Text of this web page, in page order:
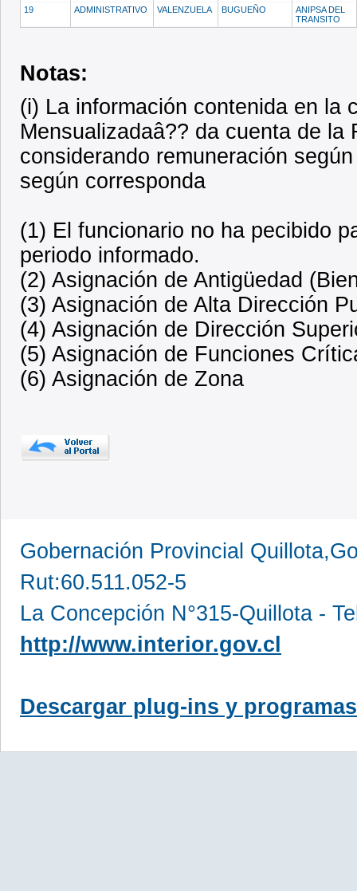
19
ADMINISTRATIVO VALENZUELA BUGUEÑO
ANIPSA DEL
TRANSITO
Notas:
(i) La información contenida en la
Mensualizadaâ?? da cuenta de
considerando remuneración
según corresponda
(1) El funcionario no ha pecibido
periodo informado.
(2) Asignación de Antigüedad
(3) Asignación de Alta Dirección
(4) Asignación de Dirección
(5) Asignación de Funciones
(6) Asignación de Zona
Gobernación Provincial
Rut:60.511.052-5
La Concepción N°315-Quillota -
http://www.interior.gov.cl
Descargar plug-ins y